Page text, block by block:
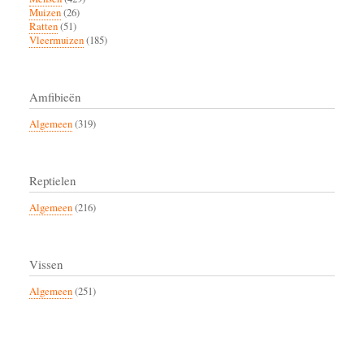
Muizen(26)
Ratten(51)
Vleermuizen(185)
Amfibieën
Algemeen(319)
Reptielen
Algemeen(216)
Vissen
Algemeen(251)